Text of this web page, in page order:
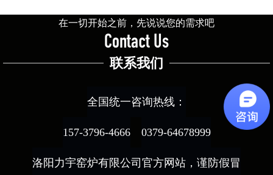
在一切开始之前，先说说您的需求吧
Contact Us
联系我们
全国统一咨询热线：
157-3796-4666 0379-64678999
洛阳力宇窑炉有限公司官方网站，谨防假冒